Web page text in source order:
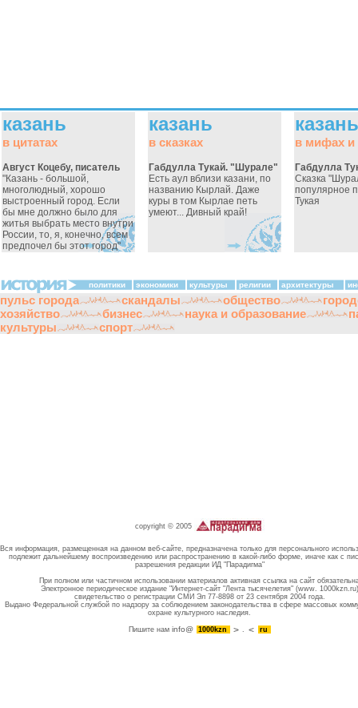
казань
в цитатах
Август Коцебу, писатель
"Казань - большой,
многолюдный, хорошо
выстроенный город. Если
бы мне должно было для
житья выбрать место внутри
России, то, я, конечно, всем
предпочел бы этот город"
казань
в сказках
Габдулла Тукай. "Шурале"
Есть аул вблизи казани, по
названию Кырлай. Даже
куры в том Кырлае петь
умеют... Дивный край!
казань
в мифах и
Габдулла
Сказка
популярное
Тукая
политики экономики культуры религии архитектуры
пульс города скандалы общество
хозяйство
бизнес наука и образование
культуры
спорт
copyright © 2005
Вся информация, размещенная на данном веб-сайте, предназначена только для персонального
подлежит дальнейшему воспроизведению или распространению в какой-либо форме, иначе как с
разрешения редакции ИД "Парадигма"
При полном или частичном использовании материалов активная ссылка на сайт
Электронное периодическое издание "Интернет-сайт "Лента тысячелетия" (www. 1000kzn.ru)
свидетельство о регистрации СМИ Эл 77-8898 от 23 сентября 2004 года.
Выдано Федеральной службой по надзору за соблюдением законодательства в сфере массовых
охране культурного наследия.
Пишите намinfo@ 1000kzn . ru